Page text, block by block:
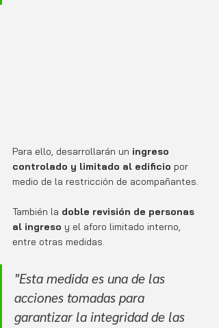
Para ello, desarrollarán un ingreso
controlado y limitado al edificio por
medio de la restricción de acompañantes.
También la doble revisión de personas
al ingreso y el aforo limitado interno,
entre otras medidas.
"Esta medida es una de las
acciones tomadas para
garantizar la integridad de las